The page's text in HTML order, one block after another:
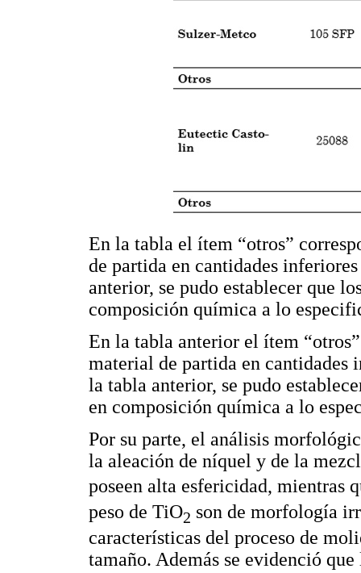
En la tabla el ítem “otros”
de partida en cantidades
anterior, se pudo establecer que
composición química a lo
En la tabla anterior el ítem
material de partida en cantidades
la tabla anterior, se pudo
en composición química a lo
Por su parte, el análisis
la aleación de níquel y de la
poseen alta esfericidad, mientras
peso de TiO2 son de morfología
características del proceso de
tamaño. Además se evidenció